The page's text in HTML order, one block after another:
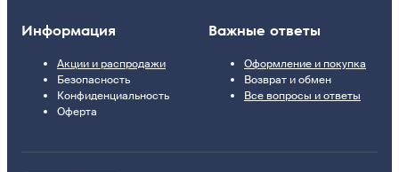
Информация
Акции и распродажи
Безопасность
Конфиденциальность
Оферта
Важные ответы
Оформление и покупка
Возврат и обмен
Все вопросы и ответы